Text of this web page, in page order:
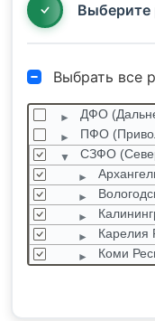
Выберите
Выбрать все
ДФО
ПФО
СЗФО
Карелия
Коми